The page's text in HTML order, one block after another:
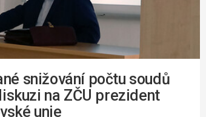
snižování počtu soudů
na ZČU prezident
unie